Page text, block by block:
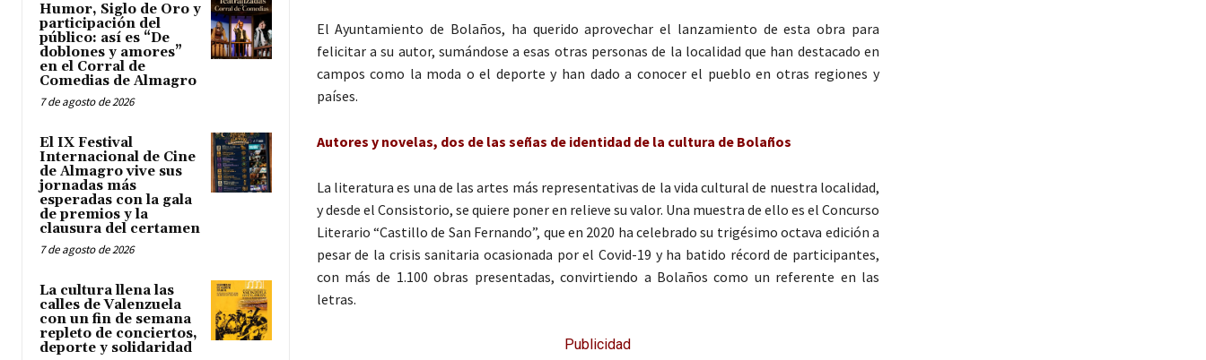
Humor, Siglo de Oro y
participación del
público: así es “De
doblones y amores”
en el Corral de
Comedias de Almagro
7 de agosto de 2026
El IX Festival
Internacional de Cine
de Almagro vive sus
jornadas más
esperadas con la gala
de premios y la
clausura del certamen
7 de agosto de 2026
La cultura llena las
calles de Valenzuela
con un fin de semana
repleto de conciertos,
deporte y solidaridad
El Ayuntamiento de Bolaños, ha querido aprovechar el lanzamiento de esta obra para
felicitar a su autor, sumándose a esas otras personas de la localidad que han destacado en
campos como la moda o el deporte y han dado a conocer el pueblo en otras regiones y
países.
Autores y novelas, dos de las señas de identidad de la cultura de Bolaños
La literatura es una de las artes más representativas de la vida cultural de nuestra localidad,
y desde el Consistorio, se quiere poner en relieve su valor. Una muestra de ello es el Concurso
Literario “Castillo de San Fernando”, que en 2020 ha celebrado su trigésimo octava edición a
pesar de la crisis sanitaria ocasionada por el Covid-19 y ha batido récord de participantes,
con más de 1.100 obras presentadas, convirtiendo a Bolaños como un referente en las
letras.
Publicidad